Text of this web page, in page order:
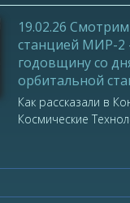
19.02.26
станцией МИР-
годовщину со
орбитальной
Как рассказали в
Космические